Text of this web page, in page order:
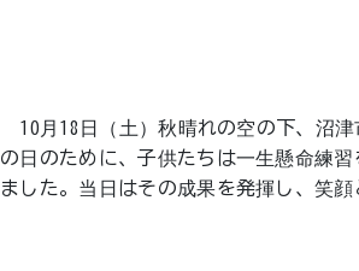
10月18日（土）秋晴れの空の下、沼
の日のために、子供たちは一生懸命練
ました。当日はその成果を発揮し、笑